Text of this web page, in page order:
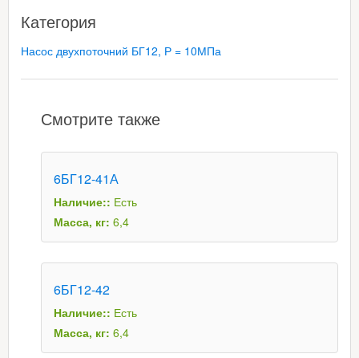
Категория
Насос двухпоточний БГ12, Р = 10МПа
Смотрите также
6БГ12-41А
Наличие:: Есть
Масса, кг: 6,4
6БГ12-42
Наличие:: Есть
Масса, кг: 6,4